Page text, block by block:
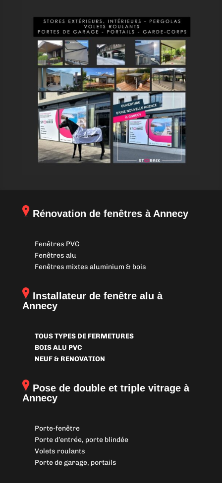
Rénovation de fenêtres à Annecy
Fenêtres PVC
Fenêtres alu
Fenêtres mixtes aluminium & bois
Installateur de fenêtre alu à
Annecy
TOUS TYPES DE FERMETURES
BOIS ALU PVC
NEUF & RENOVATION
Pose de double et triple vitrage à
Annecy
Porte-fenêtre
Porte d’entrée, porte blindée
Volets roulants
Porte de garage, portails